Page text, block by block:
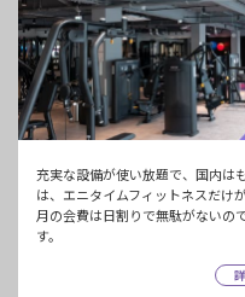
充実な設備が使い放題で、国内は
は、エニタイムフィットネスだけ
月の会費は日割りで無駄がないの
す。